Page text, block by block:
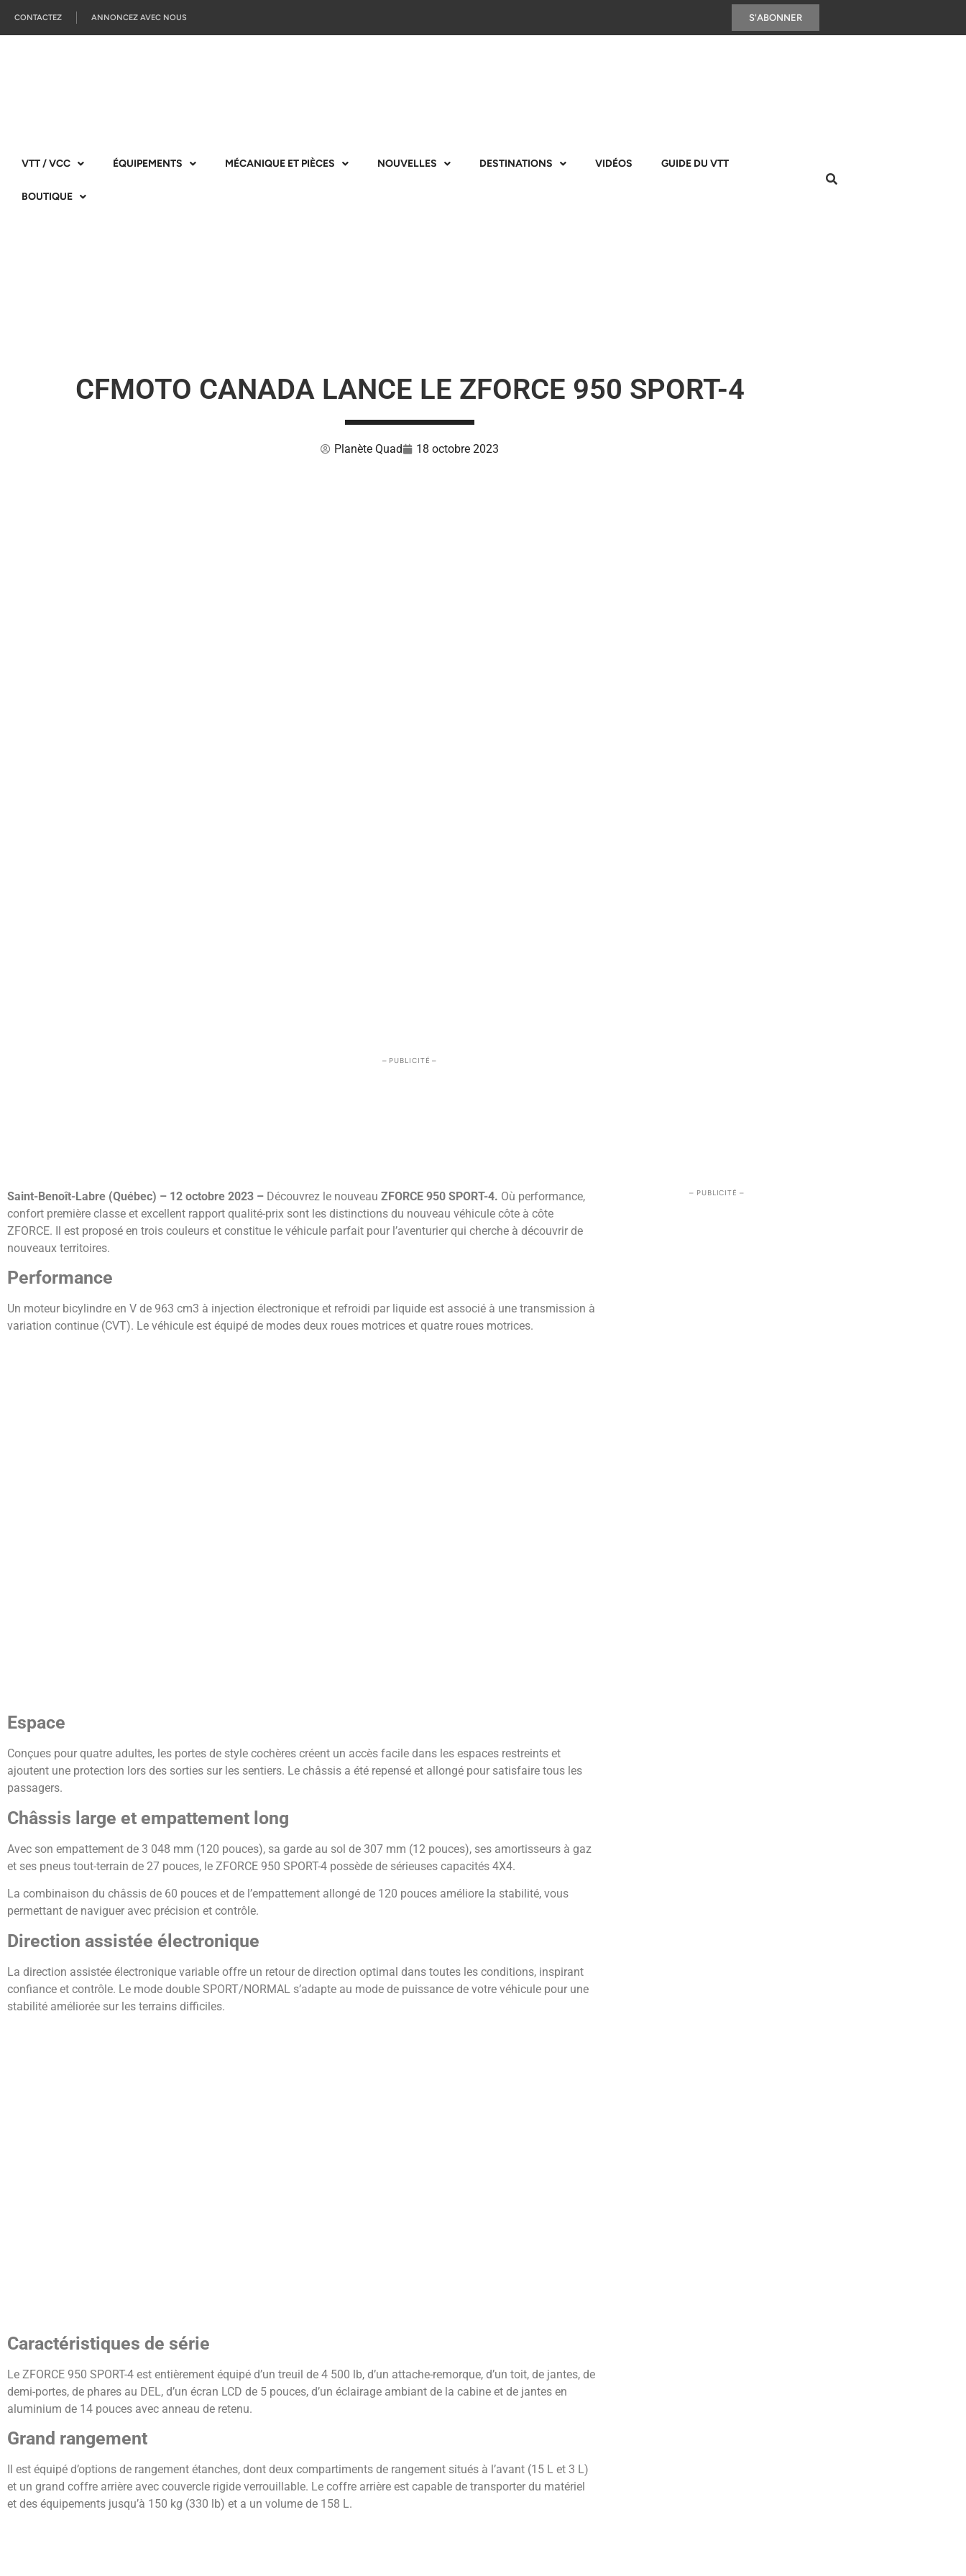
CONTACTEZ ANNONCEZ AVEC NOUS S'ABONNER
VTT / VCC ÉQUIPEMENTS MÉCANIQUE ET PIÈCES NOUVELLES DESTINATIONS VIDÉOS GUIDE DU VTT
BOUTIQUE
CFMOTO CANADA LANCE LE ZFORCE 950 SPORT-4
Planète Quad 18 octobre 2023
– PUBLICITÉ –
Saint-Benoît-Labre (Québec) – 12 octobre 2023 – Découvrez le nouveau ZFORCE 950 SPORT-4. Où performance,
confort première classe et excellent rapport qualité-prix sont les distinctions du nouveau véhicule côte à côte
ZFORCE. Il est proposé en trois couleurs et constitue le véhicule parfait pour l’aventurier qui cherche à découvrir de
nouveaux territoires.
Performance
Un moteur bicylindre en V de 963 cm3 à injection électronique et refroidi par liquide est associé à une transmission à
variation continue (CVT). Le véhicule est équipé de modes deux roues motrices et quatre roues motrices.
Espace
Conçues pour quatre adultes, les portes de style cochères créent un accès facile dans les espaces restreints et
ajoutent une protection lors des sorties sur les sentiers. Le châssis a été repensé et allongé pour satisfaire tous les
passagers.
Châssis large et empattement long
Avec son empattement de 3 048 mm (120 pouces), sa garde au sol de 307 mm (12 pouces), ses amortisseurs à gaz
et ses pneus tout-terrain de 27 pouces, le ZFORCE 950 SPORT-4 possède de sérieuses capacités 4X4.
La combinaison du châssis de 60 pouces et de l’empattement allongé de 120 pouces améliore la stabilité, vous
permettant de naviguer avec précision et contrôle.
Direction assistée électronique
La direction assistée électronique variable offre un retour de direction optimal dans toutes les conditions, inspirant
confiance et contrôle. Le mode double SPORT/NORMAL s’adapte au mode de puissance de votre véhicule pour une
stabilité améliorée sur les terrains difficiles.
Caractéristiques de série
Le ZFORCE 950 SPORT-4 est entièrement équipé d’un treuil de 4 500 lb, d’un attache-remorque, d’un toit, de jantes, de
demi-portes, de phares au DEL, d’un écran LCD de 5 pouces, d’un éclairage ambiant de la cabine et de jantes en
aluminium de 14 pouces avec anneau de retenu.
Grand rangement
Il est équipé d’options de rangement étanches, dont deux compartiments de rangement situés à l’avant (15 L et 3 L)
et un grand coffre arrière avec couvercle rigide verrouillable. Le coffre arrière est capable de transporter du matériel
et des équipements jusqu’à 150 kg (330 lb) et a un volume de 158 L.
– PUBLICITÉ –